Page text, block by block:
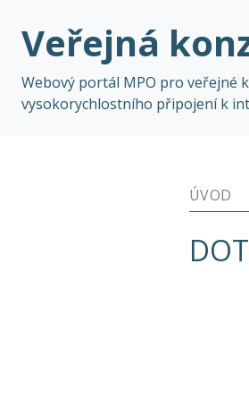
Veřejná
Webový portál MPO pro veřejné
vysokorychlostního připojení k
ÚVOD